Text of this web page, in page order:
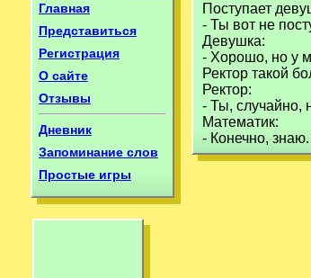
Главная
Представиться
Регистрация
О сайте
Отзывы
Дневник
Запоминание слов
Простые игры
Поступает
- Ты вот не
Девушка:
- Хорошо, но у
Ректор такой
Ректор:
- Ты, случайно,
Математик:
- Конечно, знаю.